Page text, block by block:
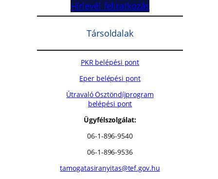
Hírlevél feliratkozás
Társoldalak
PKR belépési pont
Eper belépési pont
Útravaló Ösztöndíjprogram
belépési pont
Ügyfélszolgálat:
06-1-896-9540
06-1-896-9536
tamogatasiranyitas@tef.gov.hu